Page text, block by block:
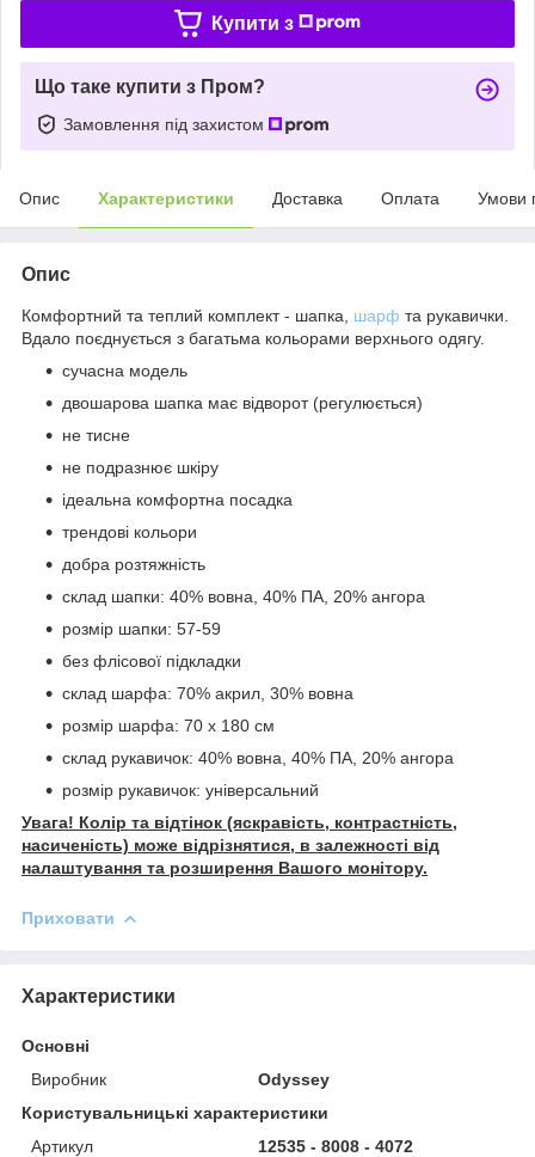
Купити з
Що таке купити з Пром?
Замовлення під захистом
Опис Характеристики Доставка Оплата Умови
Опис
Комфортний та теплий комплект - шапка, шарф та рукавички.
Вдало поєднується з багатьма кольорами верхнього одягу.
сучасна модель
двошарова шапка має відворот (регулюється)
не тисне
не подразнює шкіру
ідеальна комфортна посадка
трендові кольори
добра розтяжність
склад шапки: 40% вовна, 40% ПА, 20% ангора
розмір шапки: 57-59
без флісової підкладки
склад шарфа: 70% акрил, 30% вовна
розмір шарфа: 70 х 180 см
склад рукавичок: 40% вовна, 40% ПА, 20% ангора
розмір рукавичок: універсальний
Увага! Колір та відтінок (яскравість, контрастність,
насиченість) може відрізнятися, в залежності від
налаштування та розширення Вашого монітору.
Приховати
Характеристики
Основні
Виробник
Odyssey
Користувальницькі характеристики
Артикул
12535 - 8008 - 4072